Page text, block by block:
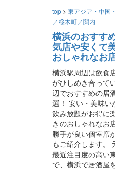
top > 東アジア・中国
／桜木町／関内
横浜のおすす
気店や安くて
おしゃれなお
横浜駅周辺は飲食
がひしめき合って
辺でおすすめの居
選！ 安い・美味い
飲み放題がお得に
きのおしゃれなお
勝手が良い個室席
もご紹介します。
最近注目度の高い
で、横浜で居酒屋